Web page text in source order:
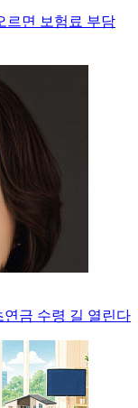
르면 보험료 부담
금 수령 길 열린다